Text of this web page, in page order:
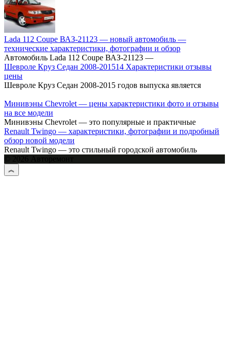
Lada 112 Coupe ВАЗ-21123 — новый автомобиль —
технические характеристики, фотографии и обзор
Автомобиль Lada 112 Coupe ВАЗ-21123 —
Шевроле Круз Cедан 2008-201514 Характеристики отзывы
цены
Шевроле Круз Седан 2008-2015 годов выпуска является
Минивэны Chevrolet — цены характеристики фото и отзывы
на все модели
Минивэны Chevrolet — это популярные и практичные
Renault Twingo — характеристики, фотографии и подробный
обзор новой модели
Renault Twingo — это стильный городской автомобиль